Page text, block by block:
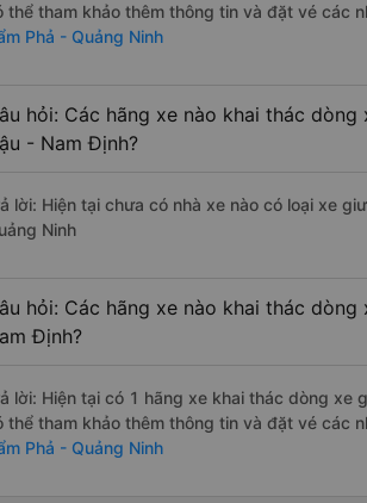
thể tham khảo thêm thông tin và đặt vé các
Phả - Quảng Ninh
hỏi: Các hãng xe nào khai thác
- Nam Định?
lời: Hiện tại chưa có nhà xe nào có loại xe
Ninh
hỏi: Các hãng xe nào khai thác
Định?
lời: Hiện tại có 1 hãng xe khai thác dòng
thể tham khảo thêm thông tin và đặt vé các
Phả - Quảng Ninh